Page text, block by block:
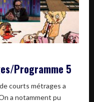
Programme 5
courts métrages a
a notamment pu